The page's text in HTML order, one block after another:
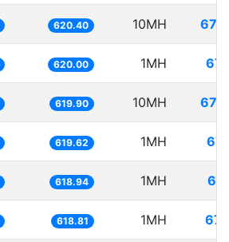
620.40 10MH
620.00 1MH
619.90 10MH
619.62 1MH
618.94 1MH
618.81 1MH